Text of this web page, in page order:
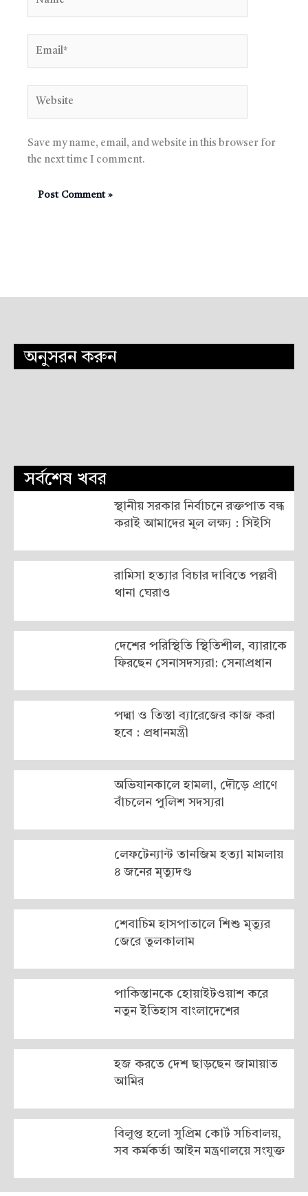
Save my name, email, and website in this browser for
the next time I comment.
অনুসরন করুন
সর্বশেষ খবর
স্থানীয় সরকার নির্বাচনে রক্তপাত বন্ধ
করাই আমাদের মূল লক্ষ্য : সিইসি
রামিসা হত্যার বিচার দাবিতে পল্লবী
থানা ঘেরাও
দেশের পরিস্থিতি স্থিতিশীল, ব্যারাকে
ফিরছেন সেনাসদস্যরা: সেনাপ্রধান
পদ্মা ও তিস্তা ব্যারেজের কাজ করা
হবে : প্রধানমন্ত্রী
অভিযানকালে হামলা, দৌড়ে প্রাণে
বাঁচলেন পুলিশ সদস্যরা
লেফটেন্যান্ট তানজিম হত্যা মামলায়
৪ জনের মৃত্যুদণ্ড
শেবাচিম হাসপাতালে শিশু মৃত্যুর
জেরে তুলকালাম
পাকিস্তানকে হোয়াইটওয়াশ করে
নতুন ইতিহাস বাংলাদেশের
হজ করতে দেশ ছাড়ছেন জামায়াত
আমির
বিলুপ্ত হলো সুপ্রিম কোর্ট সচিবালয়,
সব কর্মকর্তা আইন মন্ত্রণালয়ে সংযুক্ত